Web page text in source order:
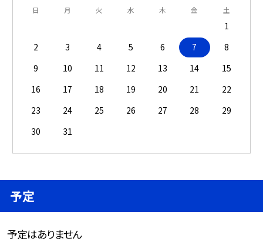
日 月 火 水 木 金 土
1
2
3 4 5 6 7
8
9
10 11 12 13 14
15
16
17 18 19 20 21
22
23
24 25 26 27 28
29
30
31
予定
予定はありません